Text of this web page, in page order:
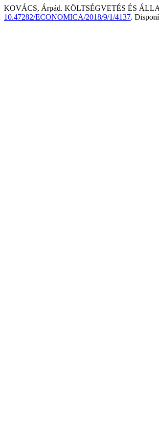
KOVÁCS, Árpád. KÖLTSÉGVETÉS ÉS
10.47282/ECONOMICA/2018/9/1/4137.